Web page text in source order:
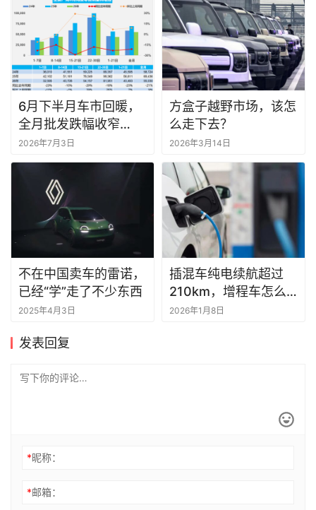
6月下半月车市回暖，
全月批发跌幅收窄
至-4%
2026年7月3日
方盒子越野市场，该怎
么走下去？
2026年3月14日
不在中国卖车的雷诺，
已经“学”走了不少东西
2025年4月3日
插混车纯电续航超过
210km，增程车怎么
办？
2026年1月8日
发表回复
*昵称：
*邮箱：